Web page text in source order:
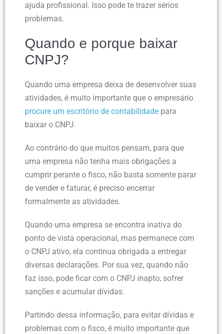
ajuda profissional. Isso pode te trazer sérios
problemas.
Quando e porque baixar
CNPJ?
Quando uma empresa deixa de desenvolver suas
atividades, é muito importante que o empresário
procure um escritório de contabilidade para
baixar o CNPJ.
Ao contrário do que muitos pensam, para que
uma empresa não tenha mais obrigações a
cumprir perante o fisco, não basta somente parar
de vender e faturar, é preciso encerrar
formalmente as atividades.
Quando uma empresa se encontra inativa do
ponto de vista operacional, mas permanece com
o CNPJ ativo, ela continua obrigada a entregar
diversas declarações. Por sua vez, quando não
faz isso, pode ficar com o CNPJ inapto, sofrer
sanções e acumular dívidas.
Partindo dessa informação, para evitar dívidas e
problemas com o fisco, é muito importante que